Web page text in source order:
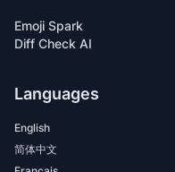
Emoji Spark
Diff Check AI
Languages
English
简体中文